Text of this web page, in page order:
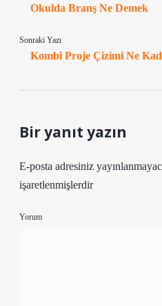
Okulda Branş Ne Demek
Sonraki Yazı
Kombi Proje Çizimi Ne
Bir yanıt yazın
E-posta adresiniz
işaretlenmişlerdir
Yorum